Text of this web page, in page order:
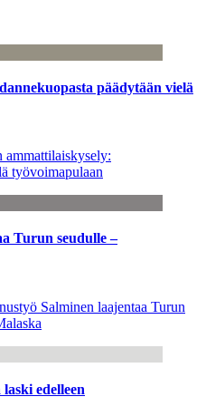
päädytään vielä
työvoimapulaan
Turun seudulle –
Salminen laajentaa Turun
edelleen